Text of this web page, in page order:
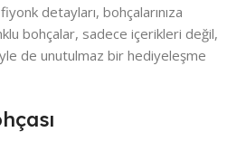
detayları, bohçalarınıza
bohçalar, sadece içerikleri değil,
de unutulmaz bir hediyeleşme